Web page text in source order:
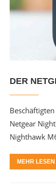
DER
Netgear
Nighthawk
MEHR LESEN